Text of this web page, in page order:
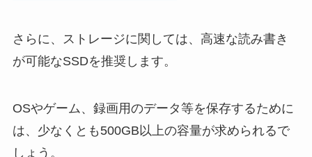
さらに、ストレージに関しては、高速な読み書き
が可能なSSDを推奨します。
OSやゲーム、録画用のデータ等を保存するために
は、少なくとも500GB以上の容量が求められるで
しょう。